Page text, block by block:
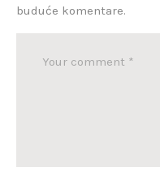
buduće komentare.